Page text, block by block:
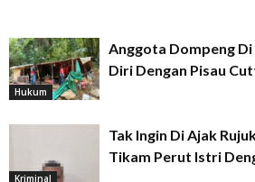
Hukum
Anggota Dompeng
Diri Dengan Pisau
Kriminal
Tak Ingin Di Ajak
Tikam Perut Istri